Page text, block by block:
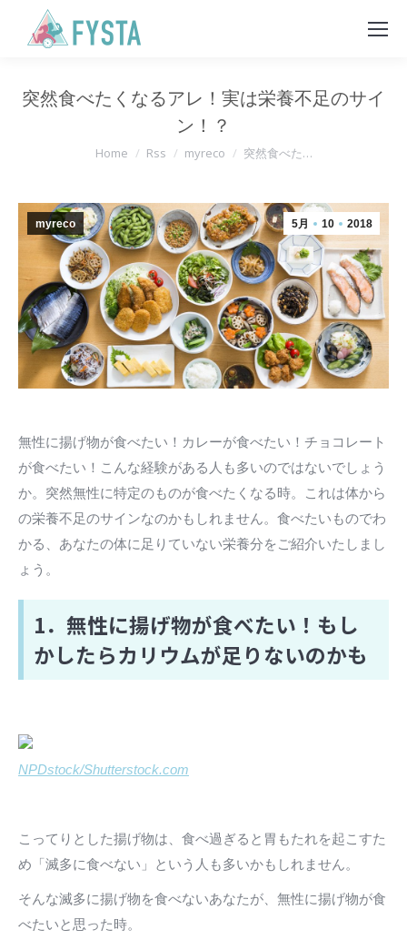
突然食べたくなるアレ！実は栄養不足のサイ
ン！？
You are here:
Home Rss myreco 突然食べた…
5月 10 2018
myreco
無性に揚げ物が食べたい！カレーが食べたい！チョコレート
が食べたい！こんな経験がある人も多いのではないでしょう
か。突然無性に特定のものが食べたくなる時。これは体から
の栄養不足のサインなのかもしれません。食べたいものでわ
かる、あなたの体に足りていない栄養分をご紹介いたしまし
ょう。
1．無性に揚げ物が食べたい！もし
かしたらカリウムが足りないのかも
NPDstock/Shutterstock.com
こってりとした揚げ物は、食べ過ぎると胃もたれを起こすた
め「滅多に食べない」という人も多いかもしれません。
そんな滅多に揚げ物を食べないあなたが、無性に揚げ物が食
べたいと思った時。